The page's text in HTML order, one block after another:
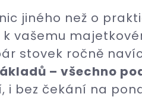
jiného než o
vašemu
stovek ročně
– všechno
i bez čekání na